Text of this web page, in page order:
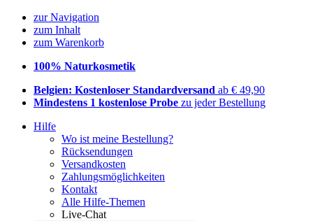
zur Navigation
zum Inhalt
zum Warenkorb
100% Naturkosmetik
Belgien: Kostenloser Standardversand ab € 49,90
Mindestens 1 kostenlose Probe zu jeder Bestellung
Hilfe
Wo ist meine Bestellung?
Rücksendungen
Versandkosten
Zahlungsmöglichkeiten
Kontakt
Alle Hilfe-Themen
Live-Chat